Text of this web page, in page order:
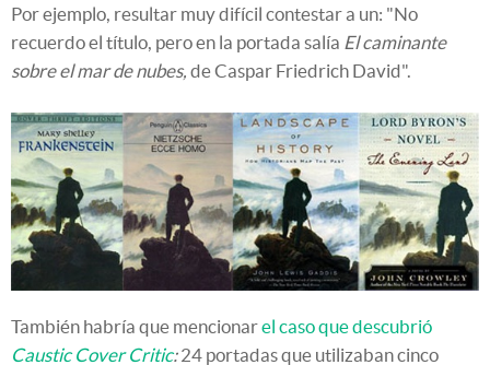
Por ejemplo, resultar muy difícil contestar a un: "No
recuerdo el título, pero en la portada salía El caminante
sobre el mar de nubes, de Caspar Friedrich David".
También habría que mencionarel caso que descubrió
Caustic Cover Critic:24 portadas que utilizaban cinco